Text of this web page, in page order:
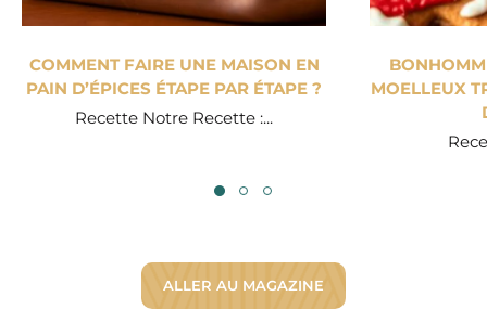
COMMENT FAIRE UNE MAISON EN
PAIN D’ÉPICES ÉTAPE PAR ÉTAPE ?
Recette Notre Recette :...
MOELLEUX
ALLER AU MAGAZINE